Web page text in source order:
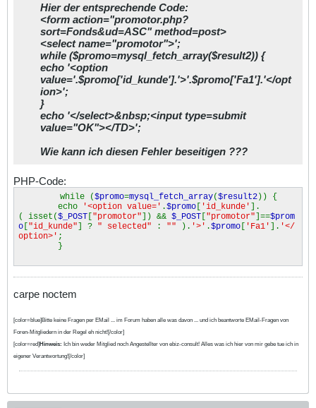
Hier der entsprechende Code:
<form action="promotor.php?
sort=Fonds&ud=ASC" method=post>
<select name="promotor">';
while ($promo=mysql_fetch_array($result2)) {
echo '<option
value='.$promo['id_kunde'].'>'.$promo['Fa1'].'</opt
ion>';
}
echo '</select>&nbsp;<input type=submit
value="OK"></TD>';
Wie kann ich diesen Fehler beseitigen ???
PHP-Code:
while ($promo=mysql_fetch_array($result2)) {
echo
'<option value=' .$promo [ 'id_kunde' ].
( isset($_POST ["promotor"]) && $_POST ["promotor"]==$prom
o ["id_kunde"] ? " selected" : "" ). '>' .$promo [ 'Fa1' ]. '</
option>' ;
}
carpe noctem
[color=blue]Bitte keine Fragen per EMail ... im Forum haben alle was davon ... und ich beantworte EMail-Fragen von
Foren-Mitgliedern in der Regel eh nicht![/color]
[color=red]Hinweis: Ich bin weder Mitglied noch Angestellter von ebiz-consult! Alles was ich hier von mir gebe tue ich in
eigener Verantwortung![/color]